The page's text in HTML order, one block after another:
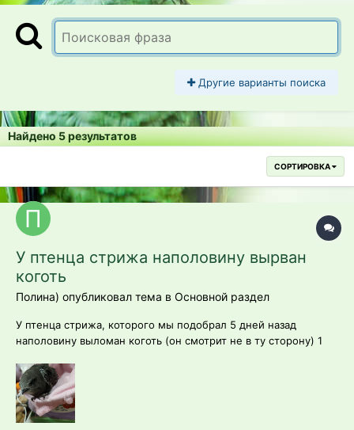
Другие варианты поиска
Найдено 5 результатов
СОРТИРОВКА
У птенца стрижа наполовину вырван
коготь
Полина) опубликовал тема в Основной раздел
У птенца стрижа, которого мы подобрал 5 дней назад
наполовину выломан коготь (он смотрит не в ту сторону) 1
муравьев в основном + мучные черви) все выплёвывает, хотя
по сравнению с предыдущими днями он стал активен, когда
я его выношу из его коробки...